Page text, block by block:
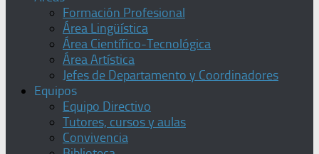
Formación Profesional
Área Lingüística
Área Científico-Tecnológica
Área Artística
Jefes de Departamento y Coordinadores
Equipos
Equipo Directivo
Tutores, cursos y aulas
Convivencia